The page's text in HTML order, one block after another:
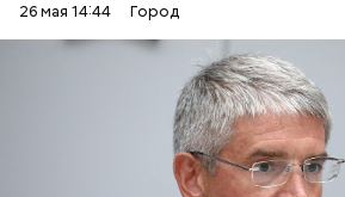
26 мая 14:44 Город
По его словам, сегодня кластер
50 резидентов и формирует
для создания видеоигр и
На площадке работают студии
звукозаписи и фотограмметрии, а
киберспортивная арена и
АЛЕКСЕЙ ФУРСИН